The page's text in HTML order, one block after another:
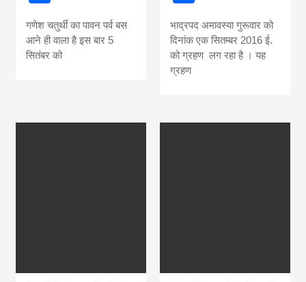
गणेश चतुर्थी का पावन पर्व बस
आने ही वाला है इस बार 5
सितंबर को
भाद्रपद अमावस्या गुरूवार को
दिनांक एक सितम्बर 2016 ई.
को ग्रहण लग रहा है । यह
ग्रहण